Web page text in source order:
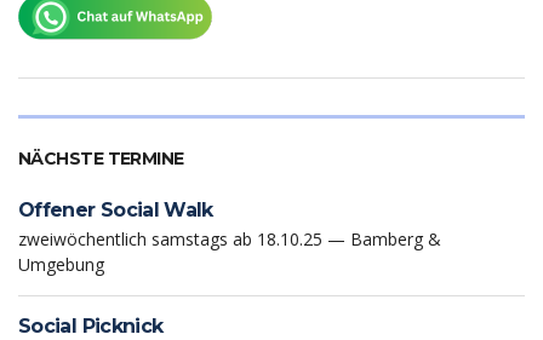
NÄCHSTE TERMINE
Offener Social Walk
zweiwöchentlich samstags ab 18.10.25 — Bamberg &
Umgebung
Social Picknick